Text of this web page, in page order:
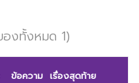
องทั้งหมด 1)
ข้อความ เรื่องสุดท้าย